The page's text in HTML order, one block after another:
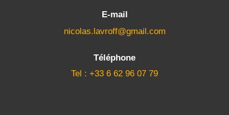
E-mail
nicolas.lavroff@gmail.com
Téléphone
Tel : +33 6 62 96 07 79